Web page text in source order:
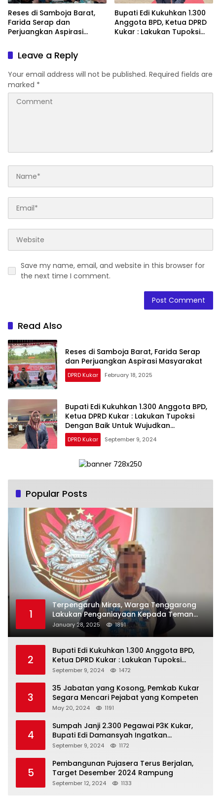
Reses di Samboja Barat,
Farida Serap dan
Perjuangkan Aspirasi
Bupati Edi Kukuhkan 1.300
Anggota BPD, Ketua DPRD
Kukar : Lakukan Tupoksi
Leave a Reply
Your email address will not be published. Required fields are
marked *
Save my name, email, and website in this browser for
the next time I comment.
Read Also
Reses di Samboja Barat, Farida Serap
dan Perjuangkan Aspirasi Masyarakat
DPRD Kukar February 18, 2025
Bupati Edi Kukuhkan 1.300 Anggota BPD,
Ketua DPRD Kukar : Lakukan Tupoksi
Dengan Baik Untuk Wujudkan
Pembangunan Secara Merata
DPRD Kukar September 9, 2024
Popular Posts
1
Terpengaruh Miras, Warga Tenggarong
Lakukan Penganiayaan Kepada Teman
Sendiri
January 28, 2025 1891
2
Bupati Edi Kukuhkan 1.300 Anggota BPD,
Ketua DPRD Kukar : Lakukan Tupoksi
Dengan Baik Untuk Wujudkan
September 9, 2024 1472
3
35 Jabatan yang Kosong, Pemkab Kukar
Segara Mencari Pejabat yang Kompeten
May 20, 2024 1191
4
Sumpah Janji 2.300 Pegawai P3K Kukar,
Bupati Edi Damansyah Ingatkan
Tanggung Jawab Baru
September 9, 2024 1172
5
Pembangunan Pujasera Terus Berjalan,
Target Desember 2024 Rampung
September 12, 2024 1133